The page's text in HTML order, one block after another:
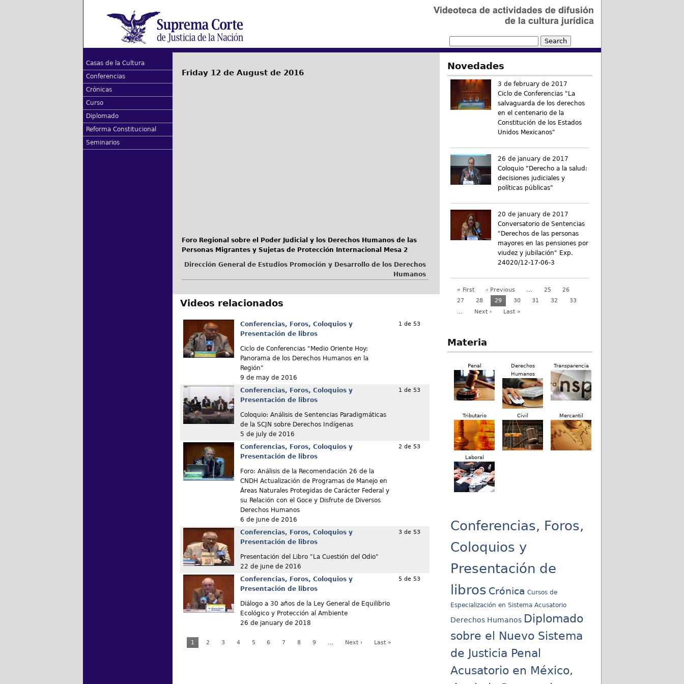
Casas de la Cultura
Conferencias
Crónicas
Curso
Diplomado
Reforma Constitucional
Seminarios
Friday 12 de August de 2016
Foro Regional sobre el Poder Judicial y los Derechos Humanos de las
Personas Migrantes y Sujetas de Protección Internacional Mesa 2
Dirección General de Estudios Promoción y Desarrollo de los Derechos
Humanos
Videos relacionados
Conferencias, Foros, Coloquios y
Presentación de libros
Ciclo de Conferencias "Medio Oriente Hoy:
Panorama de los Derechos Humanos en la
Región"
9 de may de 2016
1 de 53
Conferencias, Foros, Coloquios y
Presentación de libros
Coloquio: Análisis de Sentencias Paradigmáticas
de la SCJN sobre Derechos Indígenas
5 de july de 2016
1 de 53
Conferencias, Foros, Coloquios y
Presentación de libros
Foro: Análisis de la Recomendación 26 de la
CNDH Actualización de Programas de Manejo en
Áreas Naturales Protegidas de Carácter Federal y
su Relación con el Goce y Disfrute de Diversos
Derechos Humanos
6 de june de 2016
2 de 53
Conferencias, Foros, Coloquios y
Presentación de libros
Presentación del Libro "La Cuestión del Odio"
22 de june de 2016
3 de 53
Conferencias, Foros, Coloquios y
Presentación de libros
Diálogo a 30 años de la Ley General de Equilibrio
Ecológico y Protección al Ambiente
26 de january de 2018
5 de 53
1 2 3 4 5 6 7 8 9 … Next › Last »
Novedades
3 de february de 2017
Ciclo de Conferencias "La
salvaguarda de los derechos
en el centenario de la
Constitución de los Estados
Unidos Mexicanos"
26 de january de 2017
Coloquio "Derecho a la salud:
decisiones judiciales y
políticas públicas"
20 de january de 2017
Conversatorio de Sentencias
"Derechos de las personas
mayores en las pensiones por
viudez y jubilación" Exp.
24020/12-17-06-3
« First ‹ Previous … 25
26
27
28 29 30 31 32
33
…
Next › Last »
Materia
Penal
Derechos
Humanos
Transparencia
Tributario Civil Mercantil
Laboral
Conferencias, Foros,
Coloquios y
Presentación de
libros Crónica Cursos de
Especialización en Sistema Acusatorio
Derechos Humanos Diplomado
sobre el Nuevo Sistema
de Justicia Penal
Acusatorio en México,